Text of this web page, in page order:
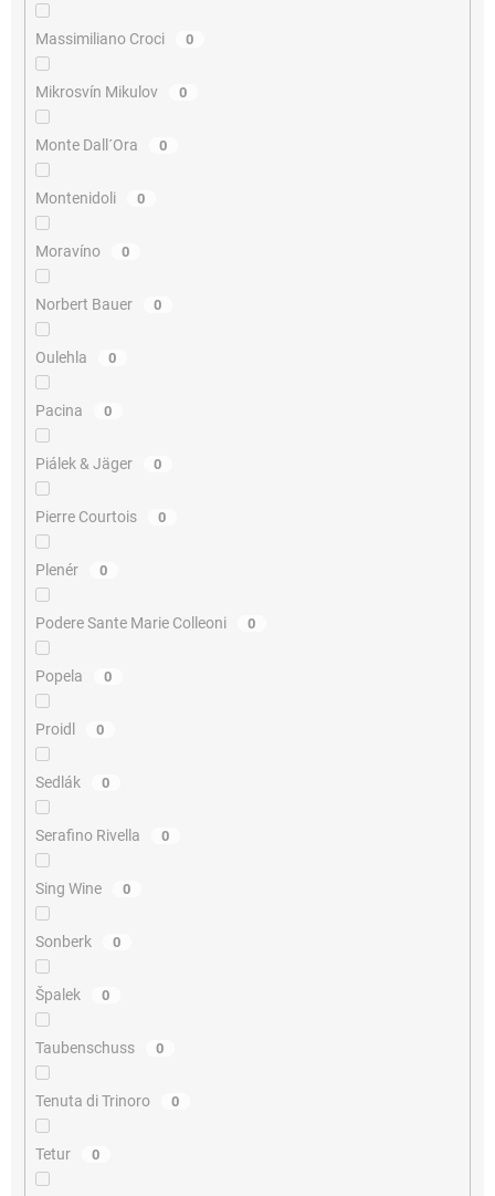
Massimiliano Croci 0
Mikrosvín Mikulov 0
Monte Dall´Ora 0
Montenidoli 0
Moravíno 0
Norbert Bauer 0
Oulehla 0
Pacina 0
Piálek & Jäger 0
Pierre Courtois 0
Plenér 0
Podere Sante Marie Colleoni 0
Popela 0
Proidl 0
Sedlák 0
Serafino Rivella 0
Sing Wine 0
Sonberk 0
Špalek 0
Taubenschuss 0
Tenuta di Trinoro 0
Tetur 0